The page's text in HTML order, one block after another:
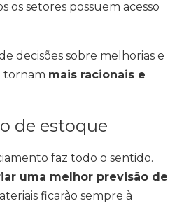
os setores possuem acesso
decisões sobre melhorias e
tornam mais racionais e
de estoque
faz todo o sentido.
uma melhor previsão de
ficarão sempre à